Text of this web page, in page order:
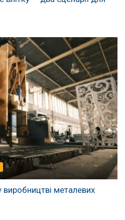
виробництві металевих